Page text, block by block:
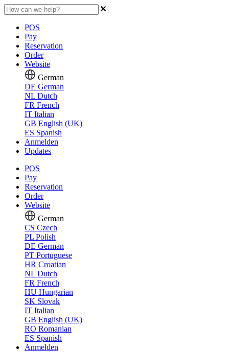
POS
Pay
Reservation
Order
Website
German
DE German
NL Dutch
FR French
IT Italian
GB English (UK)
ES Spanish
Anmelden
Updates
POS
Pay
Reservation
Order
Website
German
CS Czech
PL Polish
DE German
PT Portuguese
HR Croatian
NL Dutch
FR French
HU Hungarian
SK Slovak
IT Italian
GB English (UK)
RO Romanian
ES Spanish
Anmelden